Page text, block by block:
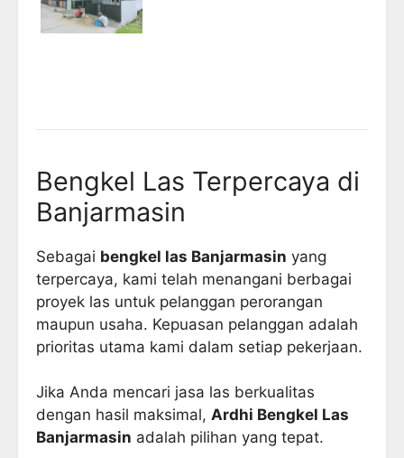
Bengkel Las Terpercaya di
Banjarmasin
Sebagai bengkel las Banjarmasin yang
terpercaya, kami telah menangani berbagai
proyek las untuk pelanggan perorangan
maupun usaha. Kepuasan pelanggan adalah
prioritas utama kami dalam setiap pekerjaan.
Jika Anda mencari jasa las berkualitas
dengan hasil maksimal, Ardhi Bengkel Las
Banjarmasin adalah pilihan yang tepat.